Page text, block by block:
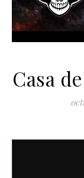
Casa